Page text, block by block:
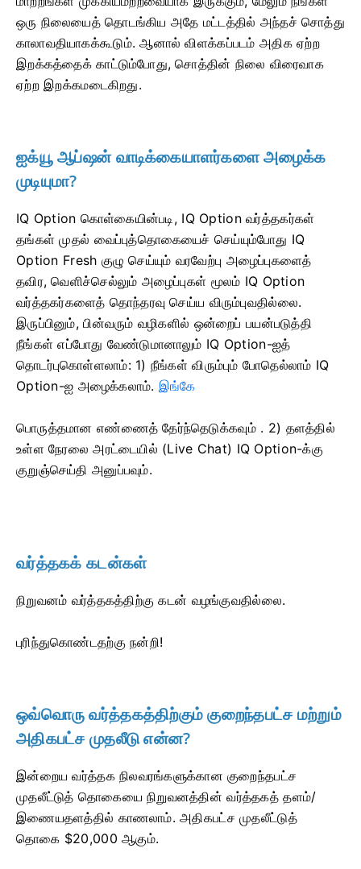
ஒரு நிலையைத் தொடங்கிய அதே மட்டத்தில் அந்தச் சொத்து
காலாவதியாகக்கூடும். ஆனால் விளக்கப்படம் அதிக ஏற்ற
இறக்கத்தைக் காட்டும்போது, ​​சொத்தின் நிலை விரைவாக
ஏற்ற இறக்கமடைகிறது.
ஐக்யூ ஆப்ஷன் வாடிக்கையாளர்களை அழைக்க
முடியுமா?
IQ Option கொள்கையின்படி, IQ Option வர்த்தகர்கள்
தங்கள் முதல் வைப்புத்தொகையைச் செய்யும்போது IQ
Option Fresh குழு செய்யும் வரவேற்பு அழைப்புகளைத்
தவிர, வெளிச்செல்லும் அழைப்புகள் மூலம் IQ Option
வர்த்தகர்களைத் தொந்தரவு செய்ய விரும்புவதில்லை.
இருப்பினும், பின்வரும் வழிகளில் ஒன்றைப் பயன்படுத்தி
நீங்கள் எப்போது வேண்டுமானாலும் IQ Option-ஐத்
தொடர்புகொள்ளலாம்: 1) நீங்கள் விரும்பும் போதெல்லாம் IQ
Option-ஐ அழைக்கலாம். இங்கே
பொருத்தமான எண்ணைத் தேர்ந்தெடுக்கவும் . 2) தளத்தில்
உள்ள நேரலை அரட்டையில் (Live Chat) IQ Option-க்கு
குறுஞ்செய்தி அனுப்பவும்.
வர்த்தகக் கடன்கள்
நிறுவனம் வர்த்தகத்திற்கு கடன் வழங்குவதில்லை.
புரிந்துகொண்டதற்கு நன்றி!
ஒவ்வொரு வர்த்தகத்திற்கும் குறைந்தபட்ச மற்றும்
அதிகபட்ச முதலீடு என்ன?
இன்றைய வர்த்தக நிலவரங்களுக்கான குறைந்தபட்ச
முதலீட்டுத் தொகையை நிறுவனத்தின் வர்த்தகத் தளம்/
இணையதளத்தில் காணலாம். அதிகபட்ச முதலீட்டுத்
தொகை $20,000 ஆகும்.